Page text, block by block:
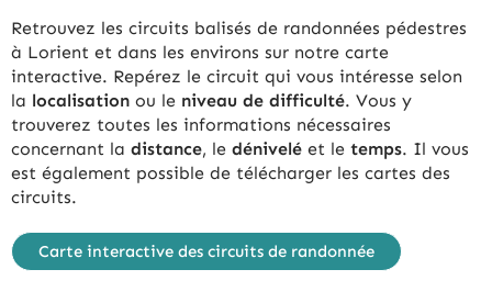
Retrouvez les circuits balisés de randonnées pédestres
à Lorient et dans les environs sur notre carte
interactive. Repérez le circuit qui vous intéresse selon
la localisation ou le niveau de difficulté. Vous y
trouverez toutes les informations nécessaires
concernant la distance, le dénivelé et le temps. Il vous
est également possible de télécharger les cartes des
circuits.
Carte interactive des circuits de randonnée